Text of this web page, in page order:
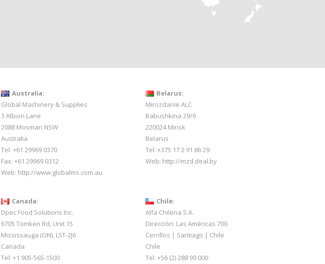
Australia:
Global Machinery & Supplies
3 Albion Lane
2088 Mosman NSW
Australia
Tel: +61 29969 0370
Fax: +61 29969 0312
Web: http://www.globalms.com.au
Belarus:
Mirozdanie ALC
Babushkina 29/9
220024 Minsk
Belarus
Tel: +375 17 2 91 86 29
Web: http://mzd.deal.by
Canada:
Dpec Food Solutions Inc.
6705 Tomken Rd, Unit 15
Mississauga (ON), L5T-2J6
Canada
Tel: +1 905-565-1500
Chile:
Alfa Chilena S.A.
Dirección: Las Américas 700
Cerrillos | Santiago | Chile
Chile
Tel: +56 (2) 288 99 000